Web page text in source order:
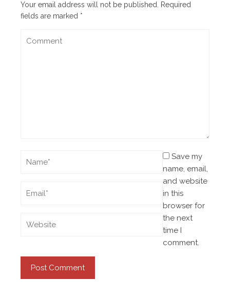
Your email address will not be published.
Required
fields are marked *
Save my
name, email,
and website
in this
browser for
the next
time I
comment.